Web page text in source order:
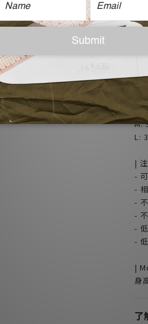
-
-
-
|
|
腰
M:
L:
|
-
-
-
-
-
-
|
身
了